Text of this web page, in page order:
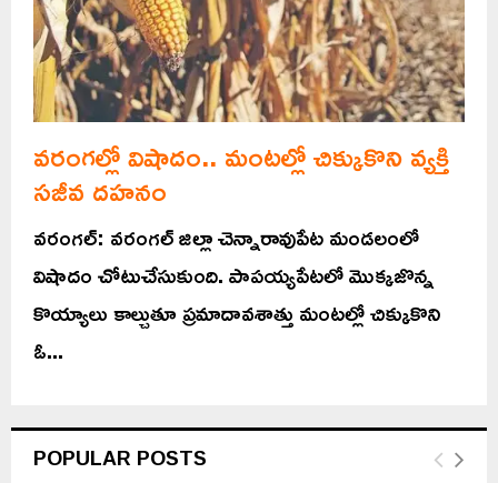
వరంగల్లో విషాదం.. మంటల్లో చిక్కుకొని వ్యక్తి
సజీవ దహనం
వరంగల్: వరంగల్ జిల్లా చెన్నారావుపేట మండలంలో
విషాదం చోటుచేసుకుంది. పాపయ్యపేటలో మొక్కజొన్న
కొయ్యాలు కాల్చుతూ ప్రమాదావశాత్తు మంటల్లో చిక్కుకొని
ఓ...
POPULAR POSTS